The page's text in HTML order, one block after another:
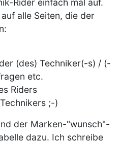
alle Seiten, die der
(des) Techniker(-s) / (-
etc.
Riders
;-)
der Marken-"wunsch"-
dazu. Ich schreibe